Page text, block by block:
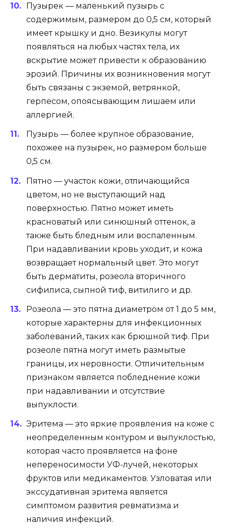
Пузырек — маленький пузырь с
содержимым, размером до 0,5 см, который
имеет крышку и дно. Везикулы могут
появляться на любых частях тела, их
вскрытие может привести к образованию
эрозий. Причины их возникновения могут
быть связаны с экземой, ветрянкой,
герпесом, опоясывающим лишаем или
аллергией.
Пузырь — более крупное образование,
похожее на пузырек, но размером больше
0,5 см.
Пятно — участок кожи, отличающийся
цветом, но не выступающий над
поверхностью. Пятно может иметь
красноватый или синюшный оттенок, а
также быть бледным или воспаленным.
При надавливании кровь уходит, и кожа
возвращает нормальный цвет. Это могут
быть дерматиты, розеола вторичного
сифилиса, сыпной тиф, витилиго и др.
Розеола — это пятна диаметром от 1 до 5 мм,
которые характерны для инфекционных
заболеваний, таких как брюшной тиф. При
розеоле пятна могут иметь размытые
границы, их неровности. Отличительным
признаком является побледнение кожи
при надавливании и отсутствие
выпуклости.
Эритема — это яркие проявления на коже с
неопределенным контуром и выпуклостью,
которая часто проявляется на фоне
непереносимости УФ-лучей, некоторых
фруктов или медикаментов. Узловатая или
экссудативная эритема является
симптомом развития ревматизма и
наличия инфекций.